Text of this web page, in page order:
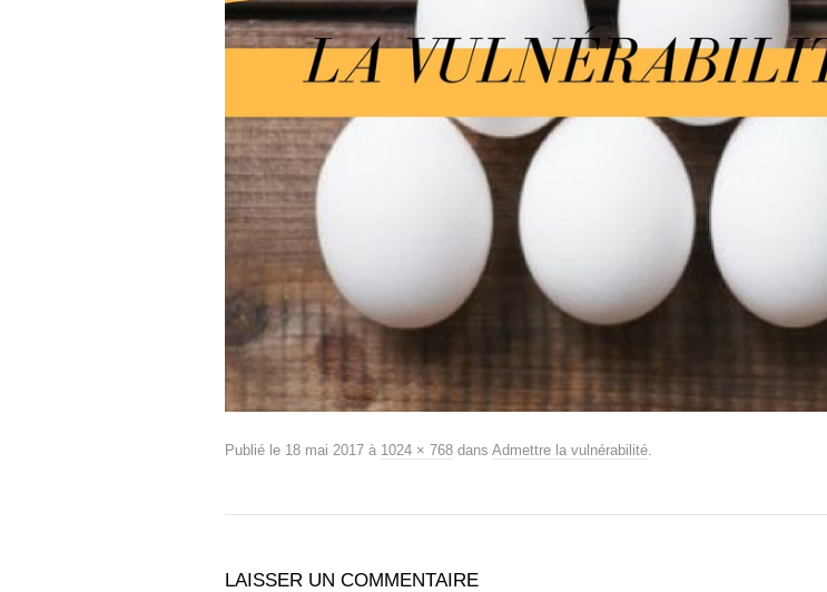
Publié le 18 mai 2017 à 1024 × 768 dans Admettre la vulnérabilité.
LAISSER UN COMMENTAIRE